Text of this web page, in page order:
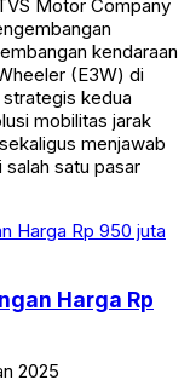
Motor Company
kendaraan
(E3W) di
strategis kedua
mobilitas jarak
menjawab
satu pasar
Harga Rp
2025